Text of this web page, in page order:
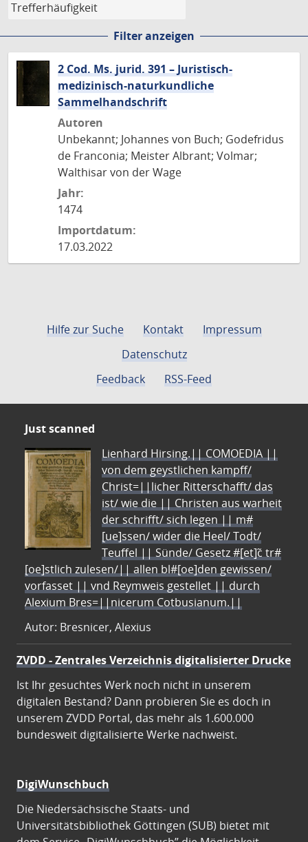
Filter anzeigen
2 Cod. Ms. jurid. 391 – Juristisch-
medizinisch-naturkundliche
Sammelhandschrift
Autoren
Unbekannt; Johannes von Buch; Godefridus
de Franconia; Meister Albrant; Volmar;
Walthisar von der Wage
Jahr:
1474
Importdatum:
17.03.2022
Hilfe zur Suche Kontakt
Impressum
Datenschutz
Feedback
RSS-Feed
Just scanned
Lienhard Hirsing.|| COMOEDIA ||
von dem geystlichen kampff/
Christ=||licher Ritterschafft/ das
ist/ wie die || Christen aus warheit
der schrifft/ sich legen || m#
[ue]ssen/ wider die Heel/ Todt/
Teuffel || Sünde/ Gesetz #[et]c̃ tr#
[oe]stlich zulesen/|| allen bl#[oe]den gewissen/
vorfasset || vnd Reymweis gestellet || durch
Alexium Bres=||nicerum Cotbusianum.||
Autor: Bresnicer, Alexius
ZVDD - Zentrales Verzeichnis digitalisierter Drucke
Ist Ihr gesuchtes Werk noch nicht in unserem
digitalen Bestand? Dann probieren Sie es doch in
unserem ZVDD Portal, das mehr als 1.600.000
bundesweit digitalisierte Werke nachweist.
DigiWunschbuch
Die Niedersächsische Staats- und
Universitätsbibliothek Göttingen (SUB) bietet mit